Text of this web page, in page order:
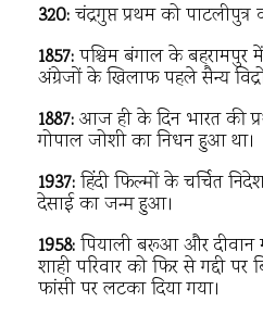
320:चंद्रगुप्त प्रथम को
1857:पश्चिम बंगाल के बहरामपुर
अंग्रेजों के खिलाफ पहले सैन्य
1887:आज ही के दिन भारत की
गोपाल जोशी का निधन हुआ था।
1937:हिंदी फिल्मों के चर्चित
देसाई का जन्म हुआ।
1958:पियाली बरूआ और दीवान
शाही परिवार को फिर से गद्दी
फांसी पर लटका दिया गया।